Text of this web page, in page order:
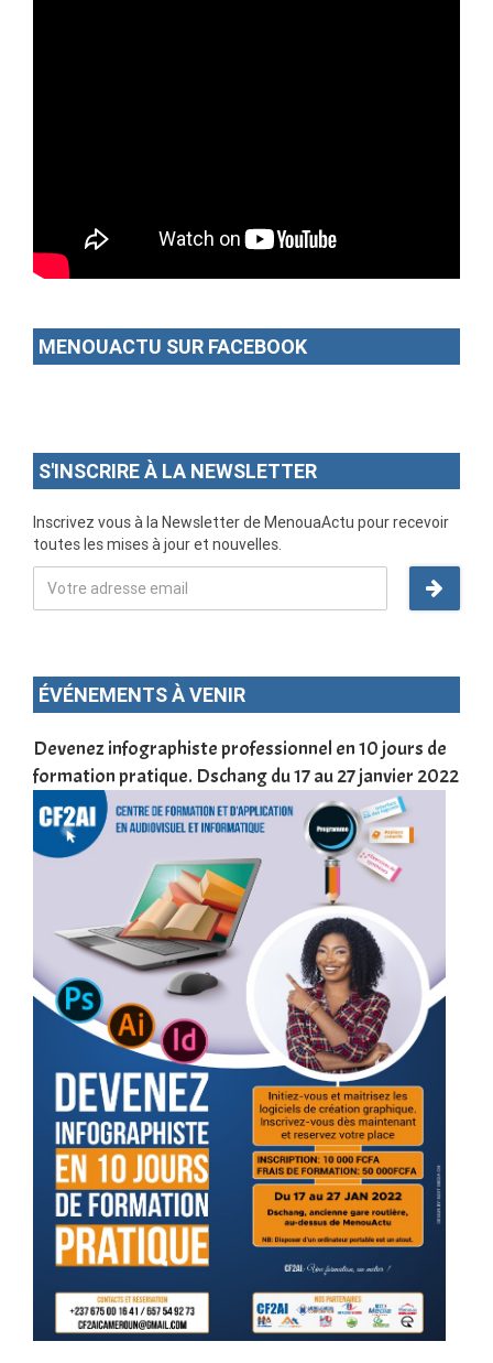
MENOUACTU SUR FACEBOOK
S'INSCRIRE À LA NEWSLETTER
Inscrivez vous à la Newsletter de MenouaActu pour recevoir
toutes les mises à jour et nouvelles.
ÉVÉNEMENTS À VENIR
Devenez infographiste professionnel en 10 jours de
formation pratique. Dschang du 17 au 27 janvier 2022